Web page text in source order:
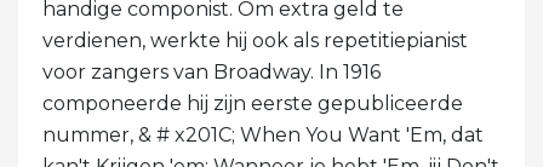
handige componist. Om extra geld te
verdienen, werkte hij ook als repetitiepianist
voor zangers van Broadway. In 1916
componeerde hij zijn eerste gepubliceerde
nummer, & # x201C; When You Want 'Em, dat